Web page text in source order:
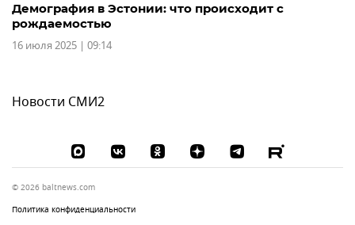
Демография в Эстонии: что происходит с
рождаемостью
16 июля 2025 | 09:14
Новости СМИ2
© 2026 baltnews.com
Политика конфиденциальности